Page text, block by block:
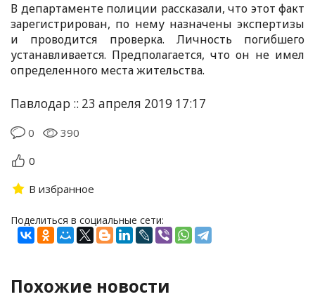
В департаменте полиции рассказали, что этот факт
зарегистрирован, по нему назначены экспертизы
и проводится проверка. Личность погибшего
устанавливается. Предполагается, что он не имел
определенного места жительства.
Павлодар :: 23 апреля 2019 17:17
0
390
0
В избранное
Поделиться в социальные сети:
Похожие новости